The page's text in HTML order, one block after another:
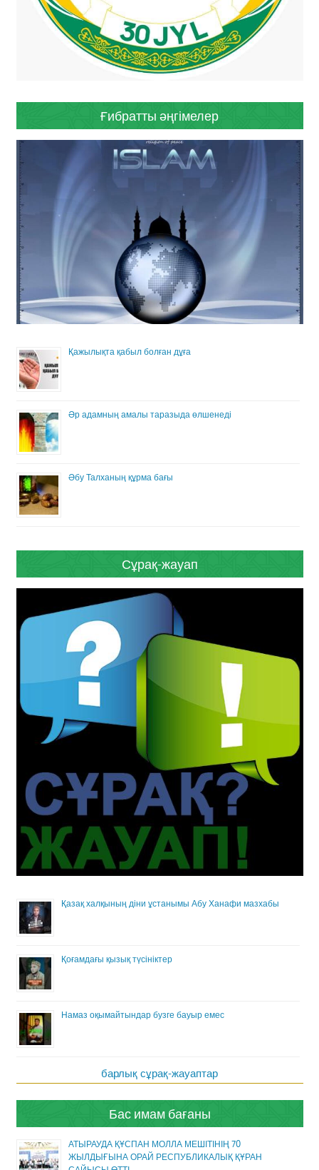
Ғибратты әңгімелер
Қажылықта қабыл болған дұға
Әр адамның амалы таразыда өлшенеді
Әбу Талханың құрма бағы
Сұрақ-жауап
Қазақ халқының діни ұстанымы Абу Ханафи мазхабы
Қоғамдағы қызық түсініктер
Намаз оқымайтындар бузге бауыр емес
барлық сұрақ-жауаптар
Бас имам бағаны
АТЫРАУДА ҚҰСПАН МОЛЛА МЕШІТІНІҢ 70
ЖЫЛДЫҒЫНА ОРАЙ РЕСПУБЛИКАЛЫҚ ҚҰРАН